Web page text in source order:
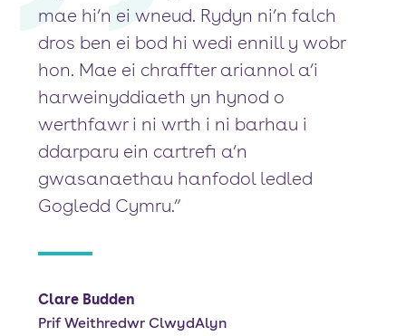
mae hi’n ei wneud. Rydyn ni’n falch
dros ben ei bod hi wedi ennill y wobr
hon. Mae ei chraffter ariannol a’i
harweinyddiaeth yn hynod o
werthfawr i ni wrth i ni barhau i
ddarparu ein cartrefi a’n
gwasanaethau hanfodol ledled
Gogledd Cymru.”
Clare Budden
Prif Weithredwr ClwydAlyn